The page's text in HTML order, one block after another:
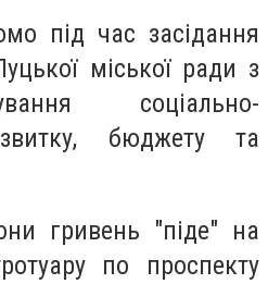
під час засідання
міської ради з
соціально-
бюджету та
гривень "піде" на
по проспекту